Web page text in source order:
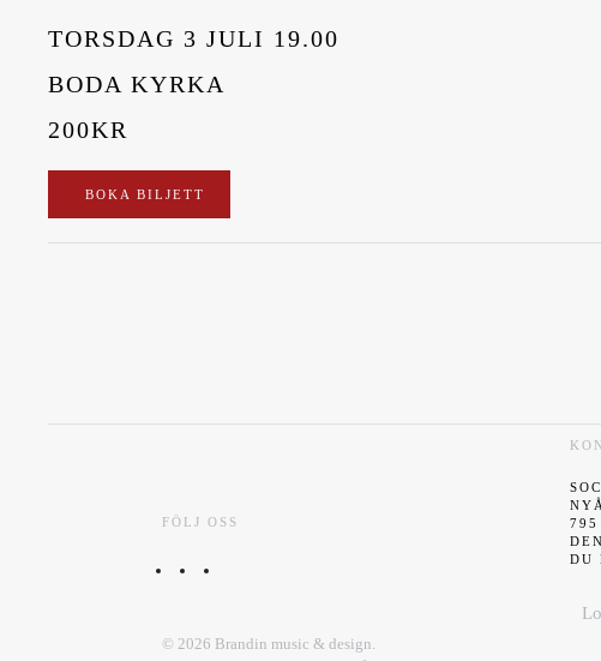
TORSDAG 3 JULI 19.00
BODA KYRKA
200KR
BOKA BILJETT
FÖLJ OSS
© 2026 Brandin music & design.
795
DU